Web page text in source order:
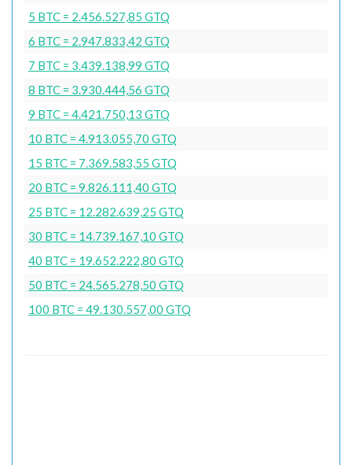
5 BTC = 2.456.527,85 GTQ
6 BTC = 2.947.833,42 GTQ
7 BTC = 3.439.138,99 GTQ
8 BTC = 3.930.444,56 GTQ
9 BTC = 4.421.750,13 GTQ
10 BTC = 4.913.055,70 GTQ
15 BTC = 7.369.583,55 GTQ
20 BTC = 9.826.111,40 GTQ
25 BTC = 12.282.639,25 GTQ
30 BTC = 14.739.167,10 GTQ
40 BTC = 19.652.222,80 GTQ
50 BTC = 24.565.278,50 GTQ
100 BTC = 49.130.557,00 GTQ